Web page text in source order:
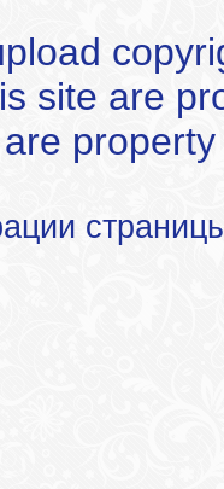
site are